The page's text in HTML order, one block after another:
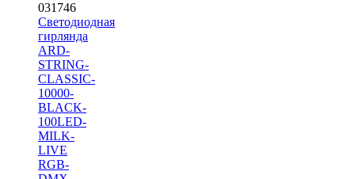
031746
Светодиодная
гирлянда
ARD-
STRING-
CLASSIC-
10000-
BLACK-
100LED-
MILK-
LIVE
RGB-